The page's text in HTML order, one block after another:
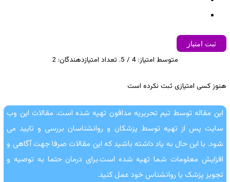
ثبت امتیاز
متوسط امتیاز: 4 / 5. تعداد امتیازدهندگان: 2
هنوز کسی امتیازی ثبت نکرده است
این مقاله توسط تیم تحریریه مدافون تهیه شده است. مقالات این وب
سایت پس از تهیه توسط پزشکان و روانشناسان بررسی و تایید می
شود. با این حال به یاد داشته باشید که این مقالات صرفا جهت آگاهی و
افزایش معلومات شما تهیه شده است.برای درمان حتما به توصیه و
تجویز پزشک یا روانشناس خود عمل کنید.